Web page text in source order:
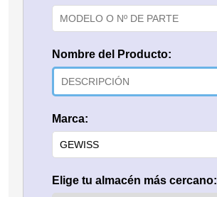
Nombre del Producto:
Marca:
Elige tu almacén más cercano: